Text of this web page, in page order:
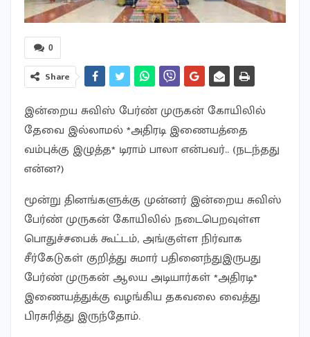
0
Share
இன்றைய சுவிஸ் பேர்ண் முருகன் கோயிலில்
தேவை இல்லாமல் *அதிரடி இணையத்தை
வம்புக்கு இழுத்த* டிராம் பாலா என்பவர்.. (நடந்தது
என்ன?)
மூன்று தினங்களுக்கு முன்னர் இன்றைய சுவிஸ்
பேர்ண் முருகன் கோயிலில் நடைபெறவுள்ள
பொதுச்சபைக் கூட்டம், அங்குள்ள நிர்வாக
சீர்கேடுகள் குறித்து சுமார் பதினைந்துஇருபது
பேர்ண் முருகன் ஆலய அடியார்கள் *அதிரடி*
இணையத்துக்கு வழங்கிய தகவலை வைத்து
பிரசுரித்து இருந்தோம்.